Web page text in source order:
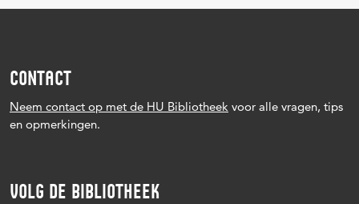
CONTACT
Neem contact op met de HU Bibliotheek voor alle vragen, tips
en opmerkingen.
VOLG DE BIBLIOTHEEK